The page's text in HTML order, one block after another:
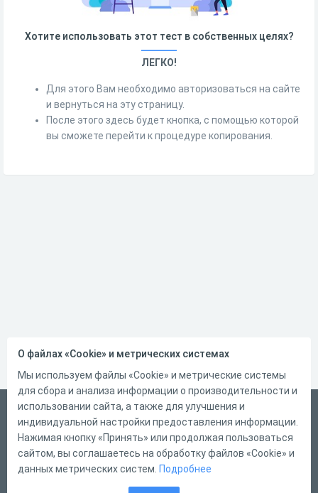
Хотите использовать этот тест в собственных целях?
ЛЕГКО!
Для этого Вам необходимо авторизоваться на сайте
и вернуться на эту страницу.
После этого здесь будет кнопка, с помощью которой
вы сможете перейти к процедуре копирования.
Русский
Справка
Форма обратной связи
О файлах «Cookie» и метрических системах
Мы используем файлы «Cookie» и метрические системы
для сбора и анализа информации о производительности и
использовании сайта, а также для улучшения и
индивидуальной настройки предоставления информации.
Нажимая кнопку «Принять» или продолжая пользоваться
сайтом, вы соглашаетесь на обработку файлов «Cookie» и
данных метрических систем. Подробнее